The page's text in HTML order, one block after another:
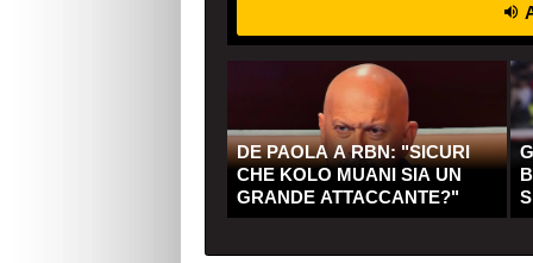
DE PAOLA A RBN: "SICURI
CHE KOLO MUANI SIA UN
GRANDE ATTACCANTE?"